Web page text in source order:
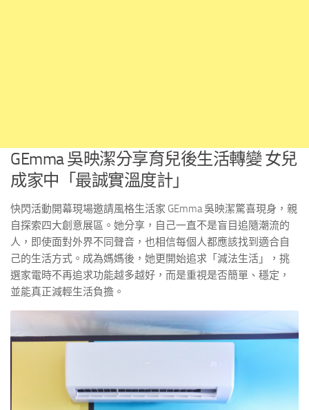
GEmma 吳映潔分享育兒後生活轉變 女兒
成家中「最誠實溫度計」
快閃活動開幕現場邀請風格生活家 GEmma 吳映潔驚喜現身，親
自探索四大創意展區。她分享，自己一直不是盲目追隨潮流的
人，即使面對外界不同聲音，也相信每個人都應該找到適合自
己的生活方式。成為媽媽後，她更開始追求「減法生活」，挑
選家電時不再追求功能越多越好，而是重視是否簡單、穩定，
並能真正減輕生活負擔。